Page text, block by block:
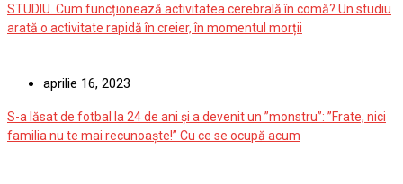
STUDIU. Cum funcționează activitatea cerebrală în comă? Un studiu
arată o activitate rapidă în creier, în momentul morții
aprilie 16, 2023
S-a lăsat de fotbal la 24 de ani și a devenit un ”monstru”: ”Frate, nici
familia nu te mai recunoaște!” Cu ce se ocupă acum